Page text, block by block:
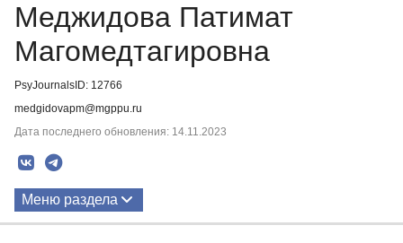
Меджидова Патимат
Магомедтагировна
PsyJournalsID: 12766
medgidovapm@mgppu.ru
Дата последнего обновления: 14.11.2023
Меню раздела